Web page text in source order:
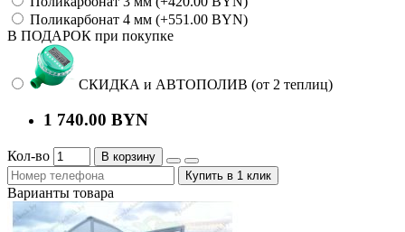
Поликарбонат 4 мм (+551.00 BYN)
В ПОДАРОК при покупке
СКИДКА и АВТОПОЛИВ (от 2 теплиц)
1 740.00 BYN
Кол-во
В корзину
Купить в 1 клик
Варианты товара